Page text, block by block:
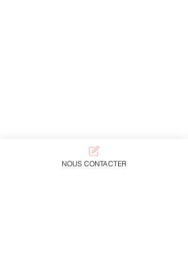
NOUS CONTACTER